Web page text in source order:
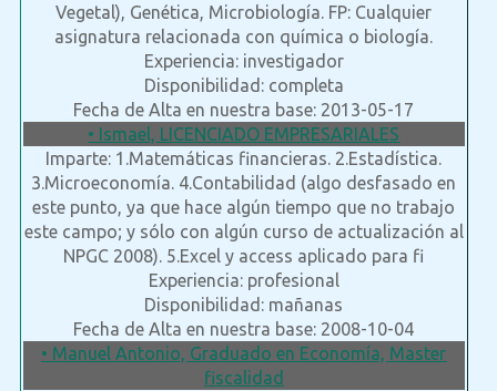
Vegetal), Genética, Microbiología. FP: Cualquier
asignatura relacionada con química o biología.
Experiencia: investigador
Disponibilidad: completa
Fecha de Alta en nuestra base: 2013-05-17
• Ismael, LICENCIADO EMPRESARIALES
Imparte: 1.Matemáticas financieras. 2.Estadística.
3.Microeconomía. 4.Contabilidad (algo desfasado en
este punto, ya que hace algún tiempo que no trabajo
este campo; y sólo con algún curso de actualización al
NPGC 2008). 5.Excel y access aplicado para fi
Experiencia: profesional
Disponibilidad: mañanas
Fecha de Alta en nuestra base: 2008-10-04
• Manuel Antonio, Graduado en Economía, Master
fiscalidad